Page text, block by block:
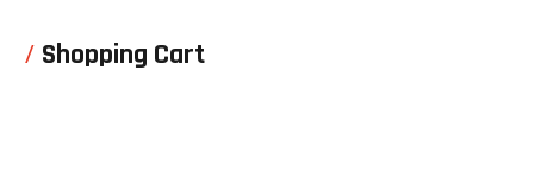
Shopping Cart